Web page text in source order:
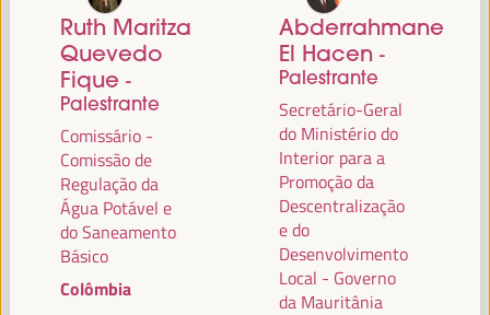
PALESTRANTES
MARÍA JESÚS MONTERO CUADRADO
Primeira Vice-Presidente e Ministra das Finanças -
Governo espanholEspanha
Ruth Maritza
Quevedo
Fique -
Palestrante
Comissário -
Comissão de
Regulação da
Água Potável e
do Saneamento
Básico
Colômbia
Abderrahmane
El Hacen -
Palestrante
Secretário-Geral
do Ministério do
Interior para a
Promoção da
Descentralização
e do
Desenvolvimento
Local - Governo
da Mauritânia